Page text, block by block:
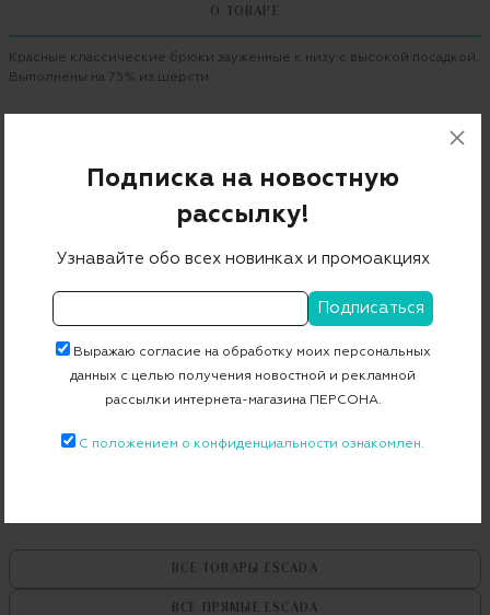
О ТОВАРЕ
Красные классические брюки зауженные к низу с высокой посадкой.
Выполнены на 75% из шерсти.
75% шерсть 22% полиамид 3% эластан
Страна дизайна Германия
Страна производства Румыния
Артикул 5027722
Бесплатная примерка в пункте выдачи
Примерка при доставке торговым представителем
ВСЕ ТОВАРЫ ESCADA
ВСЕ ПРЯМЫЕ ESCADA
Подписка на новостную
рассылку!
Узнавайте обо всех новинках и промоакциях
Выражаю согласие на обработку моих персональных
данных с целью получения новостной и рекламной
рассылки интернета-магазина ПЕРСОНА.
С положением о конфиденциальности ознакомлен.